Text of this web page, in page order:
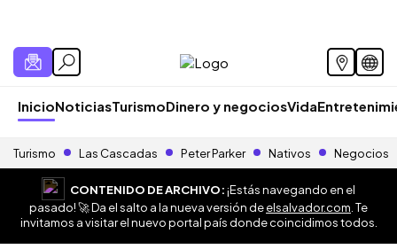
InicioNoticiasTurismoDinero y negociosVida
Turismo Las Cascadas Peter Parker Nativos Negocios
CONTENIDO DE ARCHIVO:¡Estás navegando en el
pasado! 🚀 Da el salto a la nueva versión deelsalvador.com . Te
invitamos a visitar el nuevo portal país donde coincidimos todos.